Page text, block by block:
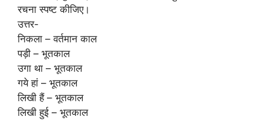
रचना स्पष्ट कीजिए।
उत्तर-
निकला – वर्तमान काल
पड़ी – भूतकाल
उगा था – भूतकाल
गये हां – भूतकाल
लिखी हैं – भूतकाल
लिखी हुई – भूतकाल